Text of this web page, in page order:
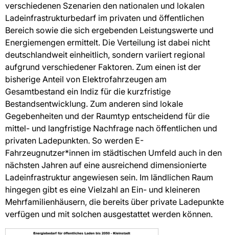
verschiedenen Szenarien den nationalen und lokalen
Ladeinfrastrukturbedarf im privaten und öffentlichen
Bereich sowie die sich ergebenden Leistungswerte und
Energiemengen ermittelt. Die Verteilung ist dabei nicht
deutschlandweit einheitlich, sondern variiert regional
aufgrund verschiedener Faktoren. Zum einen ist der
bisherige Anteil von Elektrofahrzeugen am
Gesamtbestand ein Indiz für die kurzfristige
Bestandsentwicklung. Zum anderen sind lokale
Gegebenheiten und der Raumtyp entscheidend für die
mittel- und langfristige Nachfrage nach öffentlichen und
privaten Ladepunkten. So werden E-
Fahrzeugnutzer*innen im städtischen Umfeld auch in den
nächsten Jahren auf eine ausreichend dimensionierte
Ladeinfrastruktur angewiesen sein. Im ländlichen Raum
hingegen gibt es eine Vielzahl an Ein- und kleineren
Mehrfamilienhäusern, die bereits über private Ladepunkte
verfügen und mit solchen ausgestattet werden können.